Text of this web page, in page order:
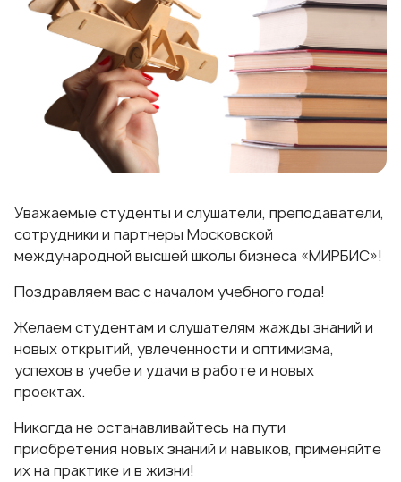
Уважаемые студенты и слушатели, преподаватели,
сотрудники и партнеры Московской
международной высшей школы бизнеса «МИРБИС»!
Поздравляем вас с началом учебного года!
Желаем студентам и слушателям жажды знаний и
новых открытий, увлеченности и оптимизма,
успехов в учебе и удачи в работе и новых
проектах.
Никогда не останавливайтесь на пути
приобретения новых знаний и навыков, применяйте
их на практике и в жизни!